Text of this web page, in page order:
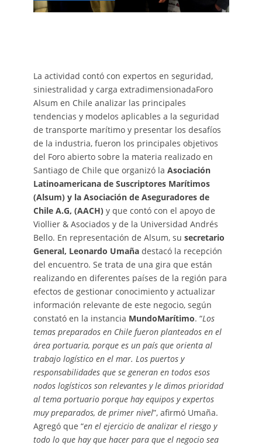
La actividad contó con expertos en seguridad,
siniestralidad y carga extradimensionadaForo
Alsum en Chile analizar las principales
tendencias y modelos aplicables a la seguridad
de transporte marítimo y presentar los desafíos
de la industria, fueron los principales objetivos
del Foro abierto sobre la materia realizado en
Santiago de Chile que organizó la Asociación
Latinoamericana de Suscriptores Marítimos
(Alsum) y la Asociación de Aseguradores de
Chile A.G, (AACH)y que contó con el apoyo de
Viollier & Asociados y de la Universidad Andrés
Bello. En representación de Alsum, su secretario
General, Leonardo Umañadestacó la recepción
del encuentro. Se trata de una gira que están
realizando en diferentes países de la región para
efectos de gestionar conocimiento y actualizar
información relevante de este negocio, según
constató en la instancia MundoMarítimo. “Los
temas preparados en Chile fueron planteados en el
área portuaria, porque es un país que orienta al
trabajo logístico en el mar. Los puertos y
responsabilidades que se generan en todos esos
nodos logísticos son relevantes y le dimos prioridad
al tema portuario porque hay equipos y expertos
muy preparados, de primer nivel”, afirmó Umaña.
Agregó que “en el ejercicio de analizar el riesgo y
todo lo que hay que hacer para que el negocio sea